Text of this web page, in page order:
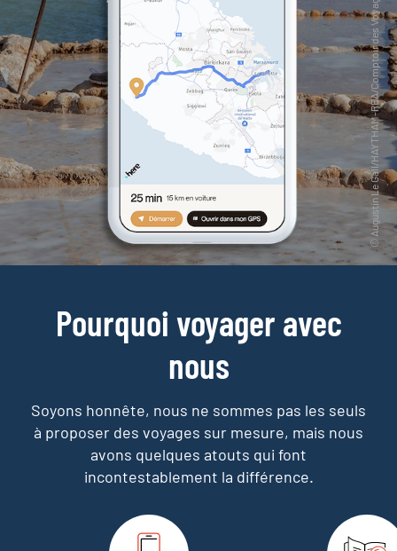
Pourquoi voyager avec
nous
Soyons honnête, nous ne sommes pas les seuls
à proposer des voyages sur mesure, mais nous
avons quelques atouts qui font
incontestablement la différence.